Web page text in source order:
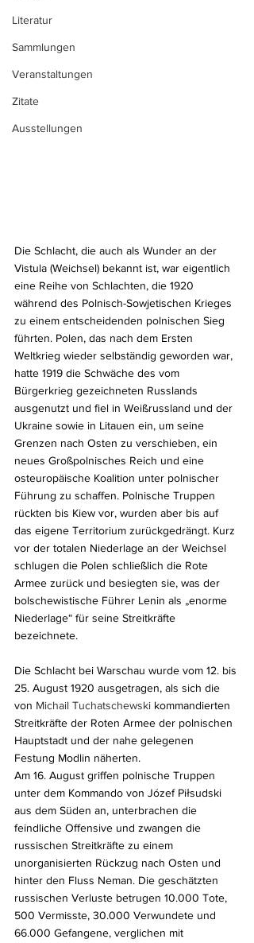
Literatur
Sammlungen
Veranstaltungen
Zitate
Ausstellungen
Die Schlacht, die auch als Wunder an der
Vistula (Weichsel) bekannt ist, war eigentlich
eine Reihe von Schlachten, die 1920
während des Polnisch-Sowjetischen Krieges
zu einem entscheidenden polnischen Sieg
führten. Polen, das nach dem Ersten
Weltkrieg wieder selbständig geworden war,
hatte 1919 die Schwäche des vom
Bürgerkrieg gezeichneten Russlands
ausgenutzt und fiel in Weißrussland und der
Ukraine sowie in Litauen ein, um seine
Grenzen nach Osten zu verschieben, ein
neues Großpolnisches Reich und eine
osteuropäische Koalition unter polnischer
Führung zu schaffen. Polnische Truppen
rückten bis Kiew vor, wurden aber bis auf
das eigene Territorium zurückgedrängt. Kurz
vor der totalen Niederlage an der Weichsel
schlugen die Polen schließlich die Rote
Armee zurück und besiegten sie, was der
bolschewistische Führer Lenin als „enorme
Niederlage“ für seine Streitkräfte
bezeichnete.
Die Schlacht bei Warschau wurde vom 12. bis
25. August 1920 ausgetragen, als sich die
von Michail Tuchatschewski kommandierten
Streitkräfte der Roten Armee der polnischen
Hauptstadt und der nahe gelegenen
Festung Modlin näherten.
Am 16. August griffen polnische Truppen
unter dem Kommando von Józef Piłsudski
aus dem Süden an, unterbrachen die
feindliche Offensive und zwangen die
russischen Streitkräfte zu einem
unorganisierten Rückzug nach Osten und
hinter den Fluss Neman. Die geschätzten
russischen Verluste betrugen 10.000 Tote,
500 Vermisste, 30.000 Verwundete und
66.000 Gefangene, verglichen mit